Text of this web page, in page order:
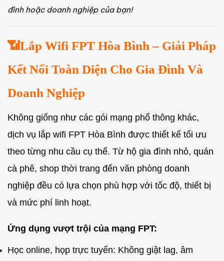
đình hoặc doanh nghiệp của bạn!
📶Lắp Wifi FPT Hòa Bình – Giải Pháp
Kết Nối Toàn Diện Cho Gia Đình Và
Doanh Nghiệp
Không giống như các gói mạng phổ thông khác,
dịch vụ lắp wifi FPT Hòa Bình được thiết kế tối ưu
theo từng nhu cầu cụ thể. Từ hộ gia đình nhỏ, quán
cà phê, shop thời trang đến văn phòng doanh
nghiệp đều có lựa chọn phù hợp với tốc độ, thiết bị
và mức phí linh hoạt.
Ứng dụng vượt trội của mạng FPT:
Học online, họp trực tuyến: Không giật lag, âm